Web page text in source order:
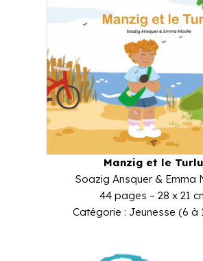
Manzig et le Turlu
Soazig Ansquer & Emma
44 pages – 28 x 21
Catégorie : Jeunesse (6 à